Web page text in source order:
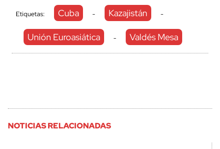
Etiquetas: Cuba - Kazajistán -
Unión Euroasiática - Valdés Mesa
NOTICIAS RELACIONADAS